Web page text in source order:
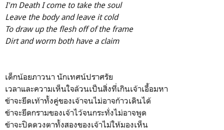
I'm Death I come to take the soul
Leave the body and leave it cold
To draw up the flesh off of the frame
Dirt and worm both have a claim
เด็กน้อยภาวนา นักเทศน์ปราศรัย
เวลาและความเห็นใจล้วนเป็นสิ่งที่เกินเจ้าเอื้อมหา
ข้าจะยึดเท้าทั้งคู่ของเจ้าจนไม่อาจก้าวเดินได้
ข้าจะยึดกรามของเจ้าไว้จนกระทั่งไม่อาจพูด
ข้าจะปิดดวงตาทั้งสองของเจ้าไม่ให้มองเห็น